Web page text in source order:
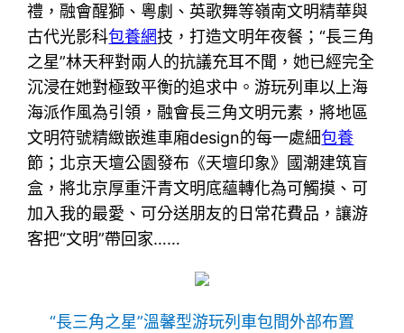
禮，融會醒獅、粵劇、英歌舞等嶺南文明精華與
古代光影科包養網技，打造文明年夜餐；“長三角
之星”林天秤對兩人的抗議充耳不聞，她已經完全
沉浸在她對極致平衡的追求中。游玩列車以上海
海派作風為引領，融會長三角文明元素，將地區
文明符號精緻嵌進車廂design的每一處細包養
節；北京天壇公園發布《天壇印象》國潮建筑盲
盒，將北京厚重汗青文明底蘊轉化為可觸摸、可
加入我的最愛、可分送朋友的日常花費品，讓游
客把“文明”帶回家……
“長三角之星”溫馨型游玩列車包間外部布置